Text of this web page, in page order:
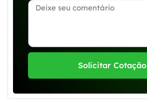
Solicitar Cotação